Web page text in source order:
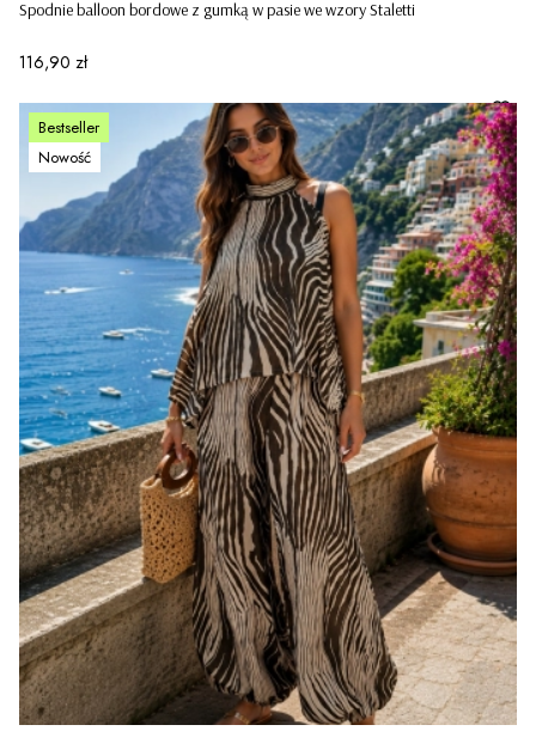
Spodnie balloon bordowe z gumką w pasie we wzory Staletti
Cena
116,90 zł
Bestseller
Nowość